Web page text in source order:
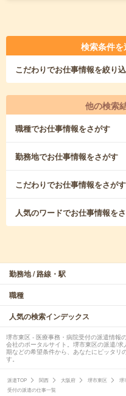
検索条件
こだわりでお仕事情報を絞り
他の検索
職種でお仕事情報をさがす
勤務地でお仕事情報をさがす
こだわりでお仕事情報をさがす
人気のワードでお仕事情報を
勤務地 / 路線・駅
職種
人気の検索インデックス
堺市東区 - 医療事務・病院受付の派遣情報
会社のポータルサイト。堺市東区の派遣/
期などの希望条件から、あなたにピッタリ
す。
派遣TOP 関西 大阪府 堺市東区 堺
受付の派遣の仕事一覧